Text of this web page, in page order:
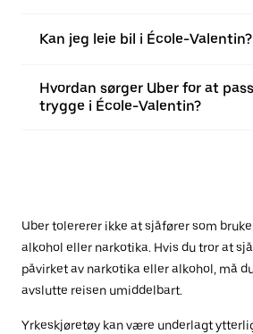
Kan jeg leie bil i École-Valentin?
Hvordan sørger Uber for at
trygge i École-Valentin?
Uber tolererer ikke at sjåfører som
alkohol eller narkotika. Hvis du tror at
påvirket av narkotika eller alkohol, må
avslutte reisen umiddelbart.
Yrkeskjøretøy kan være underlagt